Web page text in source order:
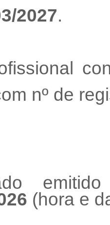
2027.
nº de
(hora e